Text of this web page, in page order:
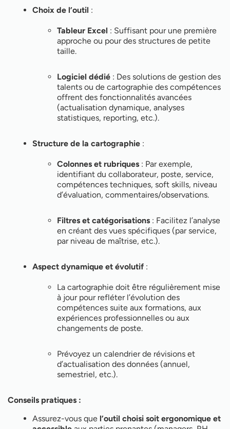
Choix de l’outil :
Tableur Excel : Suffisant pour une première
approche ou pour des structures de petite
taille.
Logiciel dédié : Des solutions de gestion des
talents ou de cartographie des compétences
offrent des fonctionnalités avancées
(actualisation dynamique, analyses
statistiques, reporting, etc.).
Structure de la cartographie :
Colonnes et rubriques : Par exemple,
identifiant du collaborateur, poste, service,
compétences techniques, soft skills, niveau
d’évaluation, commentaires/observations.
Filtres et catégorisations : Facilitez l’analyse
en créant des vues spécifiques (par service,
par niveau de maîtrise, etc.).
Aspect dynamique et évolutif :
La cartographie doit être régulièrement mise
à jour pour refléter l’évolution des
compétences suite aux formations, aux
expériences professionnelles ou aux
changements de poste.
Prévoyez un calendrier de révisions et
d’actualisation des données (annuel,
semestriel, etc.).
Conseils pratiques :
Assurez-vous que l’outil choisi soit ergonomique et